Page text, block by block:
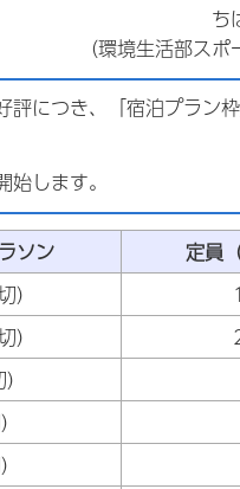
ち
（環境生活部ス
につき、「宿泊プラン
します。
ソン
定員